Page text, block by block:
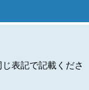
表記で記載くださ